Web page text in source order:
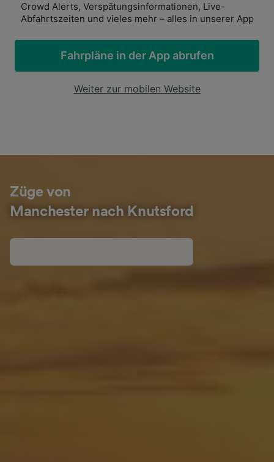
Crowd Alerts, Verspätungsinformationen, Live-
Abfahrtszeiten und vieles mehr – alles in unserer App
Fahrpläne in der App abrufen
Weiter zur mobilen Website
Züge von
Manchester nach Knutsford